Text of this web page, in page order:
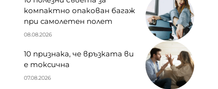
компактно опакован багаж
при самолетен полет
08.08.2026
10 признака, че връзката ви
е токсична
07.08.2026